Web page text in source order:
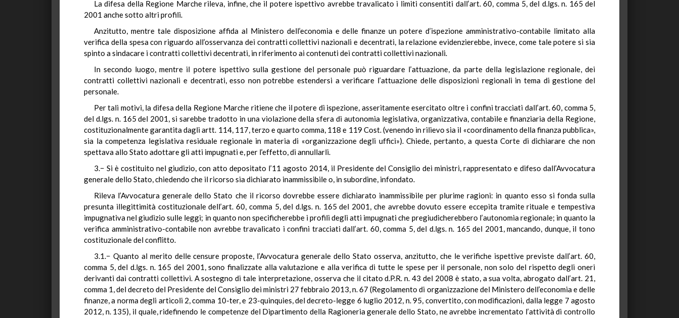
La difesa della Regione Marche rileva, infine, che il potere ispettivo avrebbe travalicato i limiti consentiti dall’art. 60, comma 5, del d.lgs. n. 165 del
2001 anche sotto altri profili.
Anzitutto, mentre tale disposizione affida al Ministero dell’economia e delle finanze un potere d’ispezione amministrativo-contabile limitato alla
verifica della spesa con riguardo all’osservanza dei contratti collettivi nazionali e decentrati, la relazione evidenzierebbe, invece, come tale potere si sia
spinto a sindacare i contratti collettivi decentrati, in riferimento ai contenuti dei contratti collettivi nazionali.
In secondo luogo, mentre il potere ispettivo sulla gestione del personale può riguardare l’attuazione, da parte della legislazione regionale, dei
contratti collettivi nazionali e decentrati, esso non potrebbe estendersi a verificare l’attuazione delle disposizioni regionali in tema di gestione del
personale.
Per tali motivi, la difesa della Regione Marche ritiene che il potere di ispezione, asseritamente esercitato oltre i confini tracciati dall’art. 60, comma 5,
del d.lgs. n. 165 del 2001, si sarebbe tradotto in una violazione della sfera di autonomia legislativa, organizzativa, contabile e finanziaria della Regione,
costituzionalmente garantita dagli artt. 114, 117, terzo e quarto comma, 118 e 119 Cost. (venendo in rilievo sia il «coordinamento della finanza pubblica»,
sia la competenza legislativa residuale regionale in materia di «organizzazione degli uffici»). Chiede, pertanto, a questa Corte di dichiarare che non
spettava allo Stato adottare gli atti impugnati e, per l’effetto, di annullarli.
3.− Si è costituito nel giudizio, con atto depositato l’11 agosto 2014, il Presidente del Consiglio dei ministri, rappresentato e difeso dall’Avvocatura
generale dello Stato, chiedendo che il ricorso sia dichiarato inammissibile o, in subordine, infondato.
Rileva l’Avvocatura generale dello Stato che il ricorso dovrebbe essere dichiarato inammissibile per plurime ragioni: in quanto esso si fonda sulla
presunta illegittimità costituzionale dell’art. 60, comma 5, del d.lgs. n. 165 del 2001, che avrebbe dovuto essere eccepita tramite rituale e tempestiva
impugnativa nel giudizio sulle leggi; in quanto non specificherebbe i profili degli atti impugnati che pregiudicherebbero l’autonomia regionale; in quanto la
verifica amministrativo-contabile non avrebbe travalicato i confini tracciati dall’art. 60, comma 5, del d.lgs. n. 165 del 2001, mancando, dunque, il tono
costituzionale del conflitto.
3.1.− Quanto al merito delle censure proposte, l’Avvocatura generale dello Stato osserva, anzitutto, che le verifiche ispettive previste dall’art. 60,
comma 5, del d.lgs. n. 165 del 2001, sono finalizzate alla valutazione e alla verifica di tutte le spese per il personale, non solo del rispetto degli oneri
derivanti dai contratti collettivi. A sostegno di tale interpretazione, osserva che il citato d.P.R. n. 43 del 2008 è stato, a sua volta, abrogato dall’art. 21,
comma 1, del decreto del Presidente del Consiglio dei ministri 27 febbraio 2013, n. 67 (Regolamento di organizzazione del Ministero dell’economia e delle
finanze, a norma degli articoli 2, comma 10-ter, e 23-quinquies, del decreto-legge 6 luglio 2012, n. 95, convertito, con modificazioni, dalla legge 7 agosto
2012, n. 135), il quale, ridefinendo le competenze del Dipartimento della Ragioneria generale dello Stato, ne avrebbe incrementato l’attività di controllo